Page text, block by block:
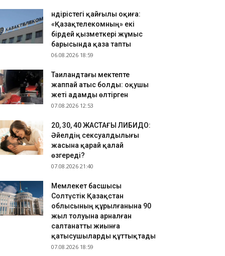
королі Филипп Қасым-Жомарт Тоқаевқа
хат жолдады
16:59
өзенінде батып бара жатқан адам
16:26
жатақханамен қамтамасыз ету
ахуалдық орталық жұмысын бастады
Өндірістегі қайғылы оқиға:
«Қазақтелекомның» екі
бірдей қызметкері жұмыс
барысында қаза тапты
06.08.2026 18:59
Таиландтағы мектепте
жаппай атыс болды: оқушы
жеті адамды өлтірген
07.08.2026 12:53
​20, 30, 40 ЖАСТАҒЫ ЛИБИДО:
Әйелдің сексуалдылығы
жасына қарай қалай
өзгереді?
07.08.2026 21:40
Мемлекет басшысы
Солтүстік Қазақстан
облысының құрылғанына 90
жыл толуына арналған
салтанатты жиынға
қатысушыларды құттықтады
07.08.2026 18:59